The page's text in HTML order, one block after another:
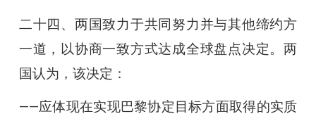
二十四、两国致力于共同努力并与其他缔约方
一道，以协商一致方式达成全球盘点决定。两
国认为，该决定：
——应体现在实现巴黎协定目标方面取得的实质